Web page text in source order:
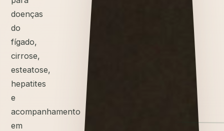
doenças
do
fígado,
cirrose,
esteatose,
hepatites
e
acompanhamento
em